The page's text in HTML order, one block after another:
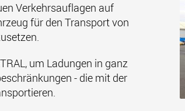
Verkehrsauflagen auf
für den Transport von
um Ladungen in ganz
- die mit der